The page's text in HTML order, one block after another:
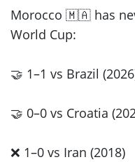
Morocco 🇲🇦 has
World Cup:
​🤝 1–1 vs Brazil
​🤝 0–0 vs Croatia
​❌ 1–0 vs Iran (2018)